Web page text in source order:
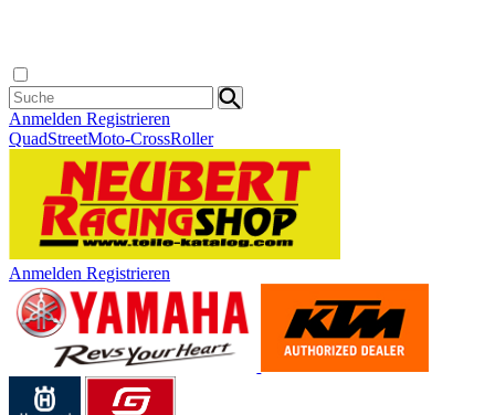
Anmelden Registrieren
QuadStreetMoto-CrossRoller
Anmelden Registrieren